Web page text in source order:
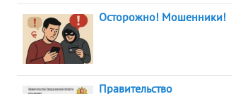
Осторожно! Мошенники!
Правительство